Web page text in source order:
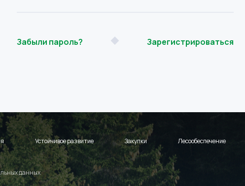
Забыли пароль? Зарегистрироваться
Устойчивое развитие Закупки Лесообеспечение
данных